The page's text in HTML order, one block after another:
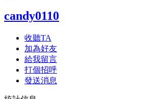
candy0110
收聽TA
加為好友
給我留言
打個招呼
發送消息